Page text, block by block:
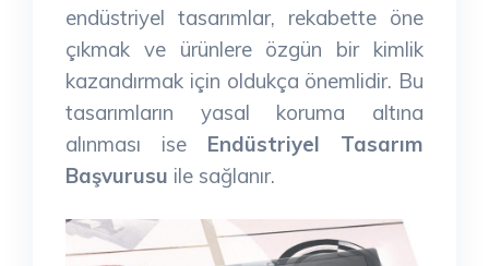
endüstriyel tasarımlar, rekabette öne
çıkmak ve ürünlere özgün bir kimlik
kazandırmak için oldukça önemlidir. Bu
tasarımların yasal koruma altına
alınması ise Endüstriyel Tasarım
Başvurusu ile sağlanır.